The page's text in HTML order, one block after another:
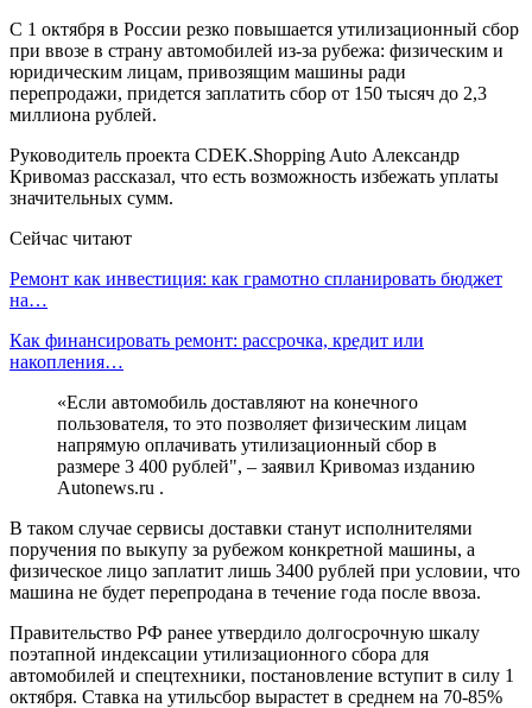
С 1 октября в России резко повышается утилизационный сбор
при ввозе в страну автомобилей из-за рубежа: физическим и
юридическим лицам, привозящим машины ради
перепродажи, придется заплатить сбор от 150 тысяч до 2,3
миллиона рублей.
Руководитель проекта CDEK.Shopping Auto Александр
Кривомаз рассказал, что есть возможность избежать уплаты
значительных сумм.
Сейчас читают
Ремонт как инвестиция: как грамотно спланировать бюджет
на…
Как финансировать ремонт: рассрочка, кредит или
накопления…
«Если автомобиль доставляют на конечного
пользователя, то это позволяет физическим лицам
напрямую оплачивать утилизационный сбор в
размере 3 400 рублей", – заявил Кривомаз изданию
Autonews.ru .
В таком случае сервисы доставки станут исполнителями
поручения по выкупу за рубежом конкретной машины, а
физическое лицо заплатит лишь 3400 рублей при условии, что
машина не будет перепродана в течение года после ввоза.
Правительство РФ ранее утвердило долгосрочную шкалу
поэтапной индексации утилизационного сбора для
автомобилей и спецтехники, постановление вступит в силу 1
октября. Ставка на утильсбор вырастет в среднем на 70-85%